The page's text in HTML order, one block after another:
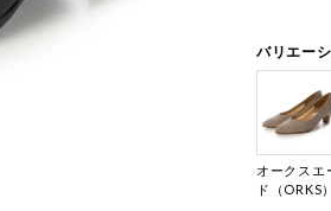
バリエー
オークスエ
ド（ORKS）